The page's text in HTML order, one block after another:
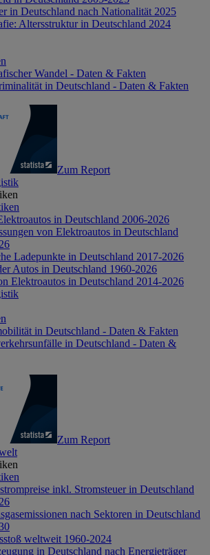
in Deutschland nach Nationalität 2025
Altersstruktur in Deutschland 2024
Wandel - Daten & Fakten
in Deutschland - Daten & Fakten
Zum Report
in Deutschland 2006-2026
von Elektroautos in Deutschland
Ladepunkte in Deutschland 2017-2026
Autos in Deutschland 1960-2026
Elektroautos in Deutschland 2014-2026
in Deutschland - Daten & Fakten
in Deutschland - Daten &
Zum Report
inkl. Stromsteuer in Deutschland
nach Sektoren in Deutschland
weltweit 1960-2024
in Deutschland nach Energieträger